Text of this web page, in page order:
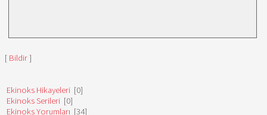
[ Bildir]
Ekinoks Hikayeleri [0]
Ekinoks Serileri [0]
Ekinoks Yorumları [34]